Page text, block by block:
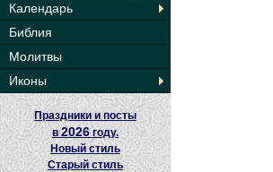
Календарь
Библия
Молитвы
Иконы
Праздники и посты
в2026 году.
Новый стиль
Старый стиль